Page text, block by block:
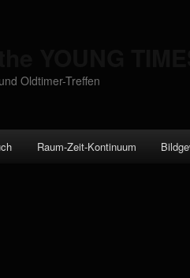
Oldtimer-Treffen
Raum-Zeit-Kontinuum